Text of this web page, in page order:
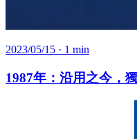
2023/05/15 · 1 min
1987年：沿用之今，